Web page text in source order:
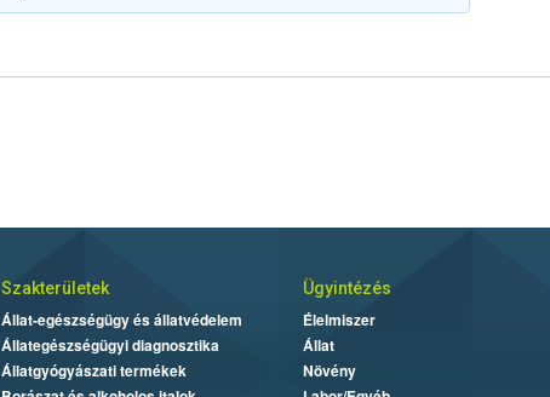
Szakterületek
Állat-egészségügy és állatvédelem
Állategészségügyi diagnosztika
Állatgyógyászati termékek
Ügyintézés
Élelmiszer
Állat
Növény